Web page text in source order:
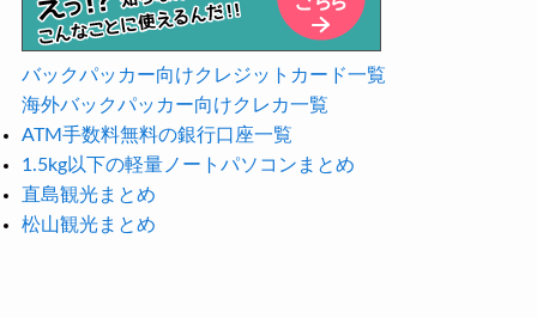
バックパッカー向けクレジットカード一覧
海外バックパッカー向けクレカ一覧
ATM手数料無料の銀行口座一覧
1.5kg以下の軽量ノートパソコンまとめ
直島観光まとめ
松山観光まとめ